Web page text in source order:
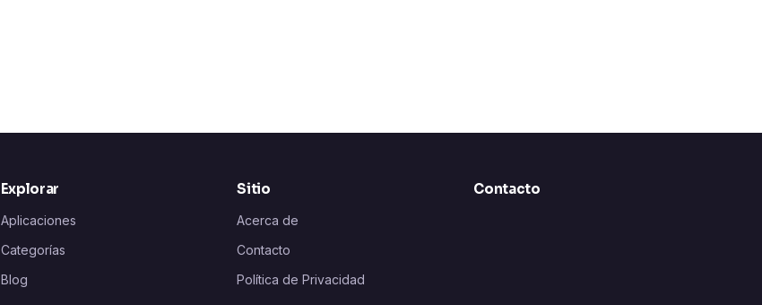
Explorar
Aplicaciones
Categorías
Blog
Sitio
Acerca de
Contacto
Política de Privacidad
Contacto